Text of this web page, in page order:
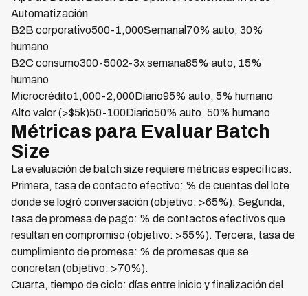
Automatización
B2B corporativo500-1,000Semanal70% auto, 30%
humano
B2C consumo300-5002-3x semana85% auto, 15%
humano
Microcrédito1,000-2,000Diario95% auto, 5% humano
Alto valor (>$5k)50-100Diario50% auto, 50% humano
Métricas para Evaluar Batch
Size
La evaluación de batch size requiere métricas específicas.
Primera, tasa de contacto efectivo: % de cuentas del lote
donde se logró conversación (objetivo: >65%). Segunda,
tasa de promesa de pago: % de contactos efectivos que
resultan en compromiso (objetivo: >55%). Tercera, tasa de
cumplimiento de promesa: % de promesas que se
concretan (objetivo: >70%).
Cuarta, tiempo de ciclo: días entre inicio y finalización del